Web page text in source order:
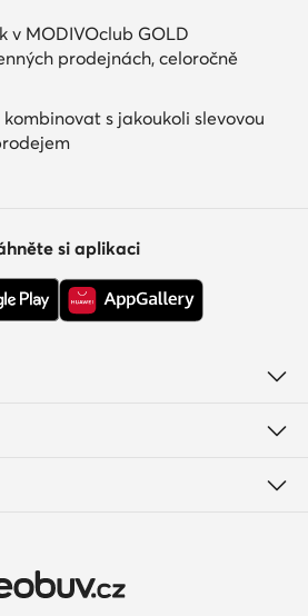
v MODIVOclub GOLD
prodejnách, celoročně
s jakoukoli slevovou
si aplikaci